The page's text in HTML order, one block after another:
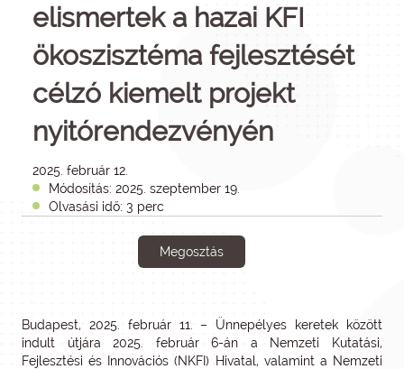
elismertek a hazai KFI
ökoszisztéma fejlesztését
célzó kiemelt projekt
nyitórendezvényén
2025. február 12.
Módosítás: 2025. szeptember 19.
Olvasási idő: 3 perc
Megosztás
Budapest, 2025. február 11. – Ünnepélyes keretek között
indult útjára 2025. február 6-án a Nemzeti Kutatási,
Fejlesztési és Innovációs (NKFI) Hivatal, valamint a Nemzeti